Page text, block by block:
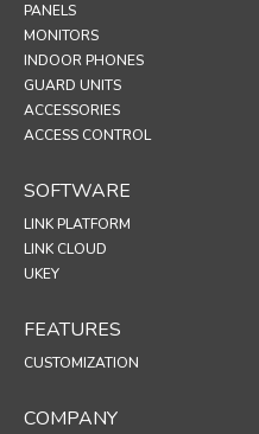
PANELS
MONITORS
INDOOR PHONES
GUARD UNITS
ACCESSORIES
ACCESS CONTROL
SOFTWARE
LINK PLATFORM
LINK CLOUD
UKEY
FEATURES
CUSTOMIZATION
COMPANY